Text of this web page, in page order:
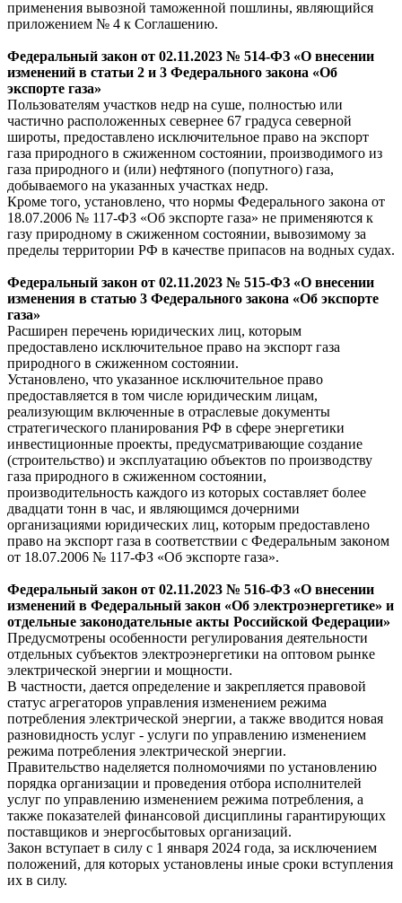
применения вывозной таможенной пошлины, являющийся
приложением № 4 к Соглашению.
Федеральный закон от 02.11.2023 № 514-ФЗ «О внесении
изменений в статьи 2 и 3 Федерального закона «Об
экспорте газа»
Пользователям участков недр на суше, полностью или
частично расположенных севернее 67 градуса северной
широты, предоставлено исключительное право на экспорт
газа природного в сжиженном состоянии, производимого из
газа природного и (или) нефтяного (попутного) газа,
добываемого на указанных участках недр.
Кроме того, установлено, что нормы Федерального закона от
18.07.2006 № 117-ФЗ «Об экспорте газа» не применяются к
газу природному в сжиженном состоянии, вывозимому за
пределы территории РФ в качестве припасов на водных судах.
Федеральный закон от 02.11.2023 № 515-ФЗ «О внесении
изменения в статью 3 Федерального закона «Об экспорте
газа»
Расширен перечень юридических лиц, которым
предоставлено исключительное право на экспорт газа
природного в сжиженном состоянии.
Установлено, что указанное исключительное право
предоставляется в том числе юридическим лицам,
реализующим включенные в отраслевые документы
стратегического планирования РФ в сфере энергетики
инвестиционные проекты, предусматривающие создание
(строительство) и эксплуатацию объектов по производству
газа природного в сжиженном состоянии,
производительность каждого из которых составляет более
двадцати тонн в час, и являющимся дочерними
организациями юридических лиц, которым предоставлено
право на экспорт газа в соответствии с Федеральным законом
от 18.07.2006 № 117-ФЗ «Об экспорте газа».
Федеральный закон от 02.11.2023 № 516-ФЗ «О внесении
изменений в Федеральный закон «Об электроэнергетике» и
отдельные законодательные акты Российской Федерации»
Предусмотрены особенности регулирования деятельности
отдельных субъектов электроэнергетики на оптовом рынке
электрической энергии и мощности.
В частности, дается определение и закрепляется правовой
статус агрегаторов управления изменением режима
потребления электрической энергии, а также вводится новая
разновидность услуг - услуги по управлению изменением
режима потребления электрической энергии.
Правительство наделяется полномочиями по установлению
порядка организации и проведения отбора исполнителей
услуг по управлению изменением режима потребления, а
также показателей финансовой дисциплины гарантирующих
поставщиков и энергосбытовых организаций.
Закон вступает в силу с 1 января 2024 года, за исключением
положений, для которых установлены иные сроки вступления
их в силу.